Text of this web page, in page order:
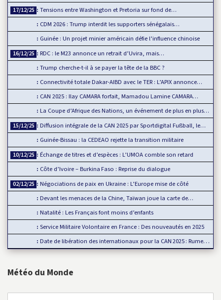
17/12/25
Tensions entre Washington et Pretoria sur fond de…
CDM 2026 : Trump interdit les supporters sénégalais…
Guinée : Un projet minier américain défie l’influence chinoise
16/12/25
RDC : le M23 annonce un retrait d’Uvira, mais…
Trump cherche-t-il à se payer la tête de la BBC ?
Connectivité totale Dakar-AIBD avec le TER : L’APIX annonce…
CAN 2025 : Ilay CAMARA forfait, Mamadou Lamine CAMARA…
La Coupe d’Afrique des Nations, un événement de plus en plus…
15/12/25
Diffusion intégrale de la CAN 2025 par Sportdigital Fußball, le…
Guinée-Bissau : la CEDEAO rejette la transition militaire
10/12/25
Échange de titres et d’espèces : L’UMOA comble son retard
Côte d’Ivoire – Burkina Faso : Reprise du dialogue
02/12/25
Négociations de paix en Ukraine : L’Europe mise de côté
Devant les menaces de la Chine, Taïwan joue la carte de…
Natalité : Les Français font moins d’enfants
Service Militaire Volontaire en France : Des nouveautés en 2025
Date de libération des internationaux pour la CAN 2025 : Rumeur ou…
Météo du Monde